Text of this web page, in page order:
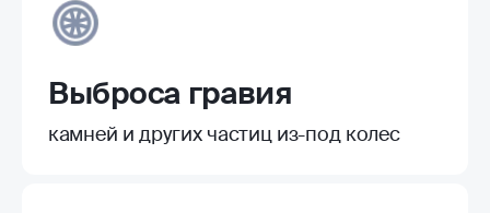
Выброса гравия
камней и других частиц из-под колес